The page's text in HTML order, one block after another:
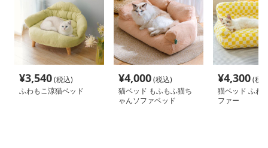
¥3,540(税込)
ふわもこ涼猫ベッド
¥4,000(税込)
猫ベッド もふもふ猫ち
ゃんソファベッド
¥4,300(税
猫ベッド ふわ
ファー